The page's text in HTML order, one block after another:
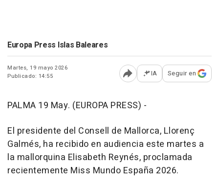
Europa Press Islas Baleares
Martes, 19 mayo 2026
Publicado: 14:55
Abrir opciones para
IA Seguir en
PALMA 19 May. (EUROPA PRESS) -
El presidente del Consell de Mallorca, Llorenç
Galmés, ha recibido en audiencia este martes a
la mallorquina Elisabeth Reynés, proclamada
recientemente Miss Mundo España 2026.